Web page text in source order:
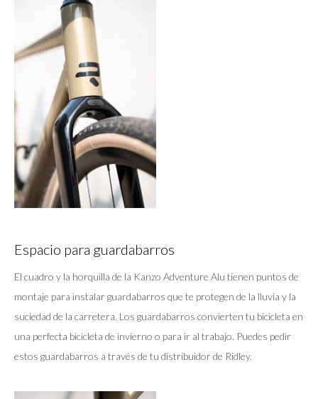
Espacio para guardabarros
El cuadro y la horquilla de la Kanzo Adventure Alu tienen puntos de
montaje para instalar guardabarros que te protegen de la lluvia y la
suciedad de la carretera. Los guardabarros convierten tu bicicleta en
una perfecta bicicleta de invierno o para ir al trabajo. Puedes pedir
estos guardabarros a través de tu distribuidor de Ridley.